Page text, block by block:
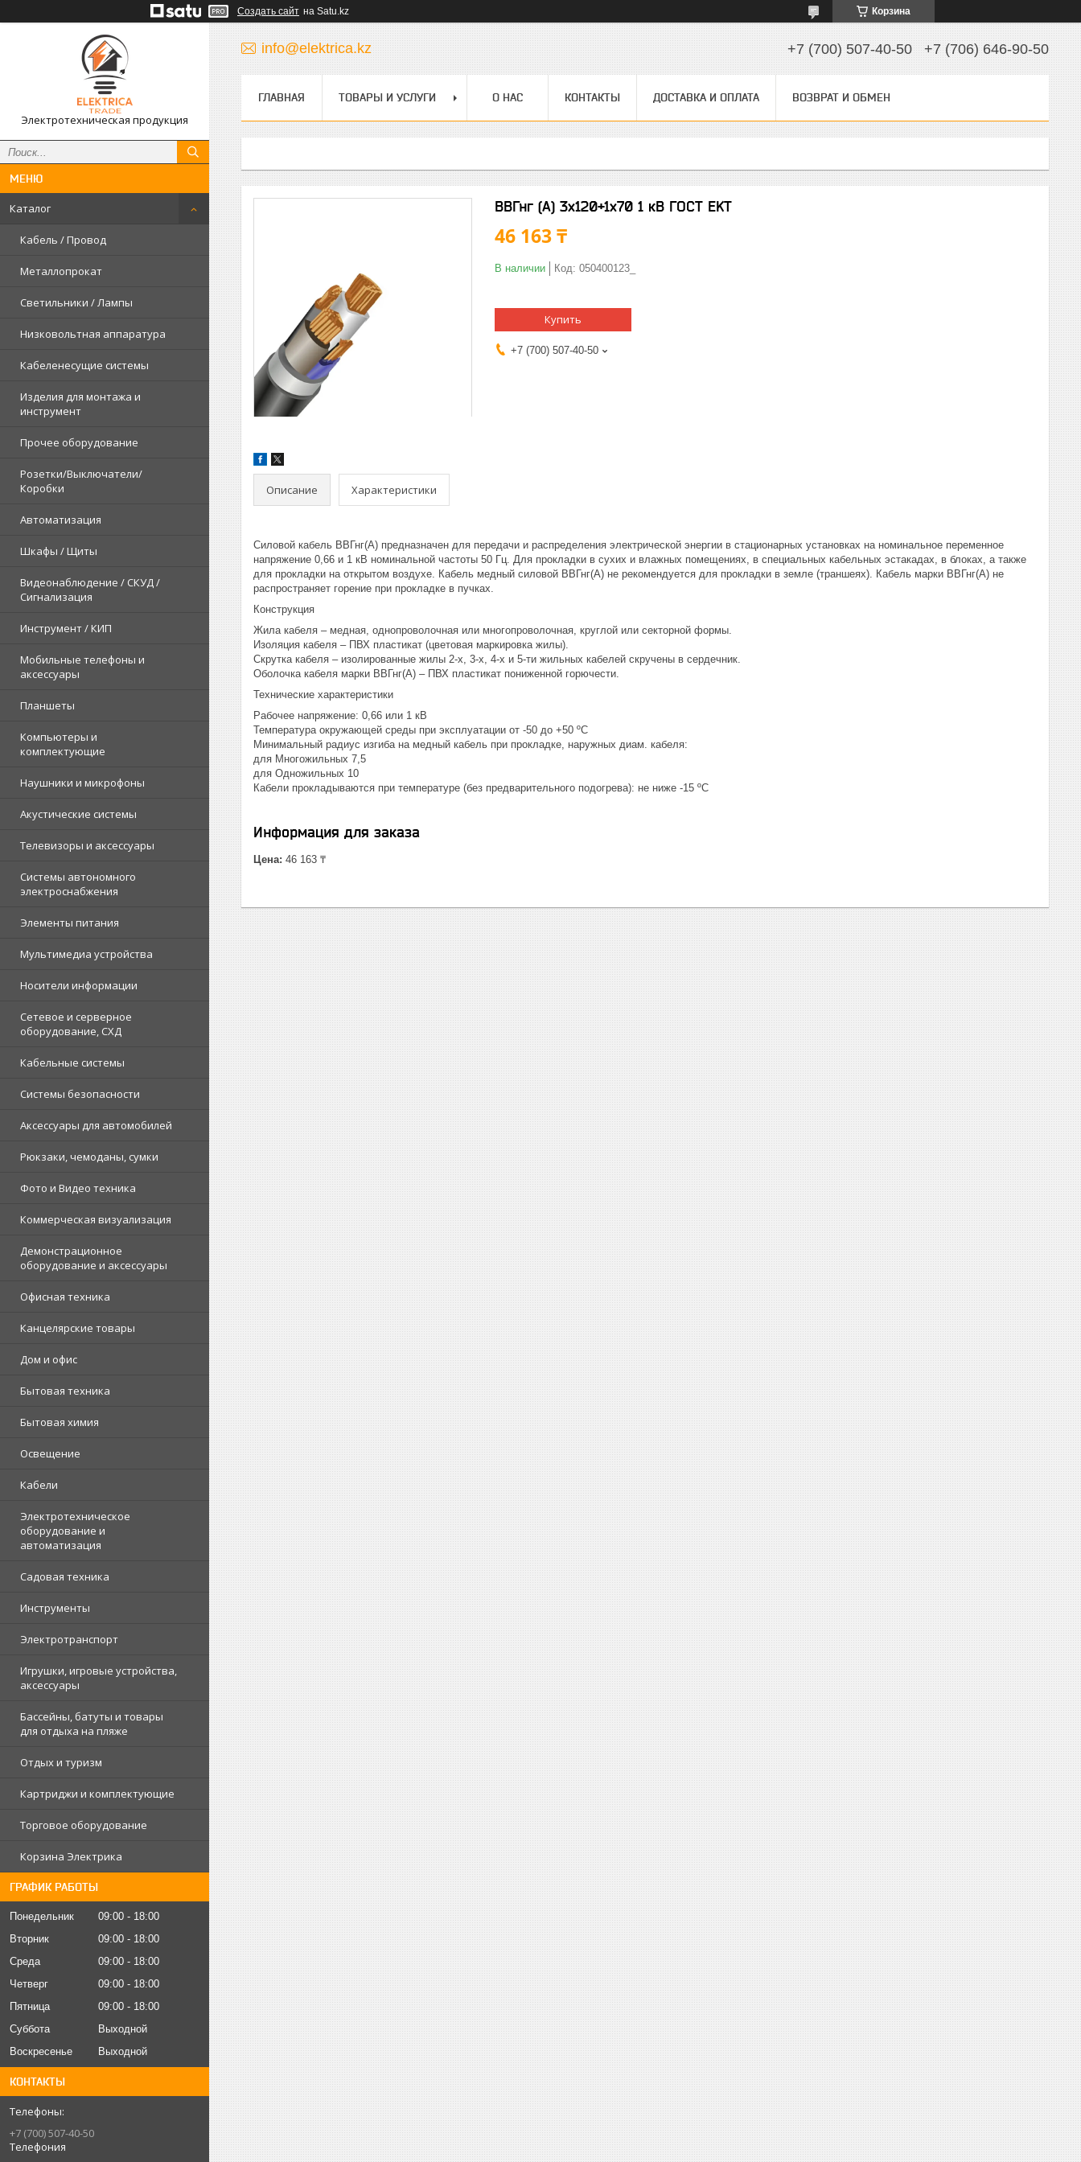
Создать сайт на Satu.kz Корзина
Электротехническая продукция
Каталог
Кабель / Провод
Металлопрокат
Светильники / Лампы
Низковольтная аппаратура
Кабеленесущие системы
Изделия для монтажа и
инструмент
Прочее оборудование
Розетки/Выключатели/
Коробки
Автоматизация
Шкафы / Щиты
Видеонаблюдение / СКУД /
Сигнализация
Инструмент / КИП
Мобильные телефоны и
аксессуары
Планшеты
Компьютеры и
комплектующие
Наушники и микрофоны
Акустические системы
Телевизоры и аксессуары
Системы автономного
электроснабжения
Элементы питания
Мультимедиа устройства
Носители информации
Сетевое и серверное
оборудование, СХД
Кабельные системы
Системы безопасности
Аксессуары для автомобилей
Рюкзаки, чемоданы, сумки
Фото и Видео техника
Коммерческая визуализация
Демонстрационное
оборудование и аксессуары
Офисная техника
Канцелярские товары
Дом и офис
Бытовая техника
Бытовая химия
Освещение
Кабели
Электротехническое
оборудование и
автоматизация
Садовая техника
Инструменты
Электротранспорт
Игрушки, игровые устройства,
аксессуары
Бассейны, батуты и товары
для отдыха на пляже
Отдых и туризм
Картриджи и комплектующие
Торговое оборудование
Корзина Электрика
ГРАФИК РАБОТЫ
Понедельник 09:00
18:00
Вторник
09:00
18:00
Среда
09:00
18:00
Четверг
09:00
18:00
Пятница
09:00
18:00
Суббота
Выходной
Воскресенье
Выходной
КОНТАКТЫ
+7 (700) 507-40-50
Телефония
info@elektrica.kz +7 (700) 507-40-50 +7 (706) 646-90-50
ГЛАВНАЯ ТОВАРЫ И УСЛУГИ О НАС КОНТАКТЫ ДОСТАВКА И ОПЛАТА ВОЗВРАТ И ОБМЕН
ВВГнг (А) 3х120+1х70 1 кВ ГОСТ EKT
46 163 ₸
В наличии Код: 050400123_
Купить
+7 (700) 507-40-50
Описание Характеристики
Силовой кабель ВВГнг(А) предназначен для передачи и распределения электрической энергии в стационарных установках на номинальное переменное
напряжение 0,66 и 1 кВ номинальной частоты 50 Гц. Для прокладки в сухих и влажных помещениях, в специальных кабельных эстакадах, в блоках, а также
для прокладки на открытом воздухе. Кабель медный силовой ВВГнг(А) не рекомендуется для прокладки в земле (траншеях). Кабель марки ВВГнг(А) не
распространяет горение при прокладке в пучках.
Конструкция
Жила кабеля – медная, однопроволочная или многопроволочная, круглой или секторной формы.
Изоляция кабеля – ПВХ пластикат (цветовая маркировка жилы).
Скрутка кабеля – изолированные жилы 2-х, 3-х, 4-х и 5-ти жильных кабелей скручены в сердечник.
Оболочка кабеля марки ВВГнг(А) – ПВХ пластикат пониженной горючести.
Технические характеристики
Рабочее напряжение: 0,66 или 1 кВ
Температура окружающей среды при эксплуатации от -50 до +50 ºС
Минимальный радиус изгиба на медный кабель при прокладке, наружных диам. кабеля:
для Многожильных 7,5
для Одножильных 10
Кабели прокладываются при температуре (без предварительного подогрева): не ниже -15 ºС
Информация для заказа
Цена: 46 163 ₸